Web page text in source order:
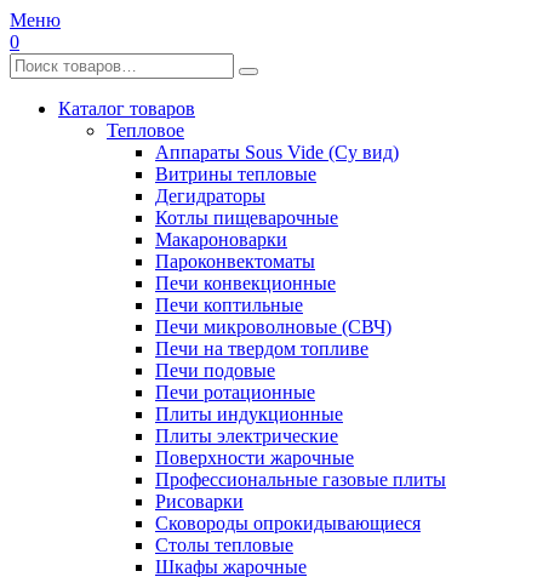
Меню
0
Каталог товаров
Тепловое
Аппараты Sous Vide (Су вид)
Витрины тепловые
Дегидраторы
Котлы пищеварочные
Макароноварки
Пароконвектоматы
Печи конвекционные
Печи коптильные
Печи микроволновые (СВЧ)
Печи на твердом топливе
Печи подовые
Печи ротационные
Плиты индукционные
Плиты электрические
Поверхности жарочные
Профессиональные газовые плиты
Рисоварки
Сковороды опрокидывающиеся
Столы тепловые
Шкафы жарочные